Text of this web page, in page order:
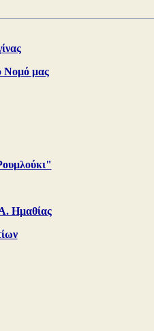
Νομό μας
Ημαθίας